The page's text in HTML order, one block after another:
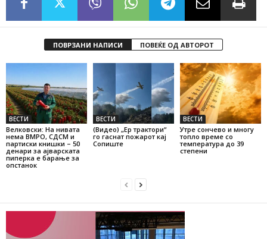
ПОВРЗАНИ НАПИСИ ПОВЕЌЕ ОД АВТОРОТ
ВЕСТИ
Велковски: На нивата
нема ВМРО, СДСМ и
партиски книшки – 50
денари за ајварската
пиперка е барање за
опстанок
ВЕСТИ
(Видео) „Ер трактори“
го гаснат пожарот кај
Сопиште
ВЕСТИ
Утре сончево и многу
топло време со
температура до 39
степени